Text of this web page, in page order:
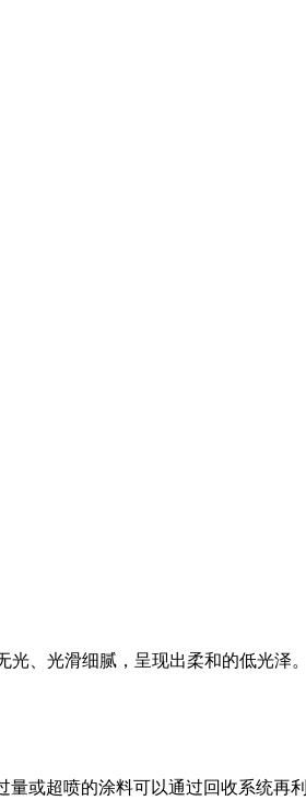
、光滑细腻，呈现出柔和的低光泽。
或超喷的涂料可以通过回收系统再